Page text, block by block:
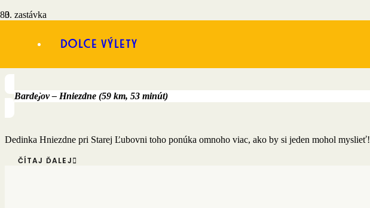
Dolce výlety
3. zastávka
Sladká bodka na záver v Hniezdnom
Bardejov – Hniezdne (59 km, 53 minút)
Dedinka Hniezdne pri Starej Ľubovni toho ponúka omnoho viac, ako by si jeden mohol myslieť!
ČÍTAJ ĎALEJ